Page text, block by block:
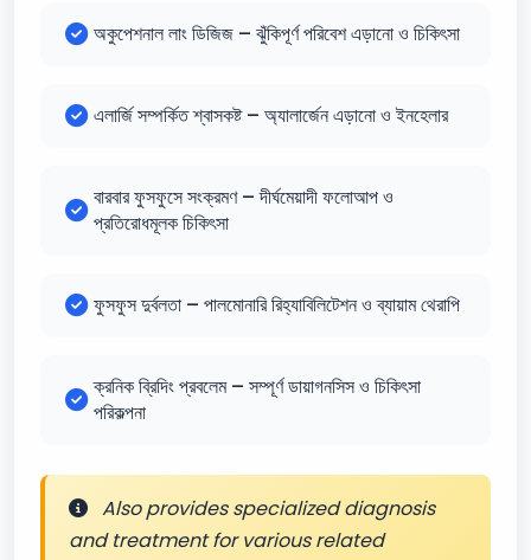
অকুপেশনাল লাং ডিজিজ – ঝুঁকিপূর্ণ পরিবেশ এড়ানো ও চিকিৎসা
এলার্জি সম্পর্কিত শ্বাসকষ্ট – অ্যালার্জেন এড়ানো ও ইনহেলার
বারবার ফুসফুসে সংক্রমণ – দীর্ঘমেয়াদী ফলোআপ ও
প্রতিরোধমূলক চিকিৎসা
ফুসফুস দুর্বলতা – পালমোনারি রিহ্যাবিলিটেশন ও ব্যায়াম থেরাপি
ক্রনিক ব্রিদিং প্রবলেম – সম্পূর্ণ ডায়াগনসিস ও চিকিৎসা
পরিকল্পনা
Also provides specialized diagnosis
and treatment for various related